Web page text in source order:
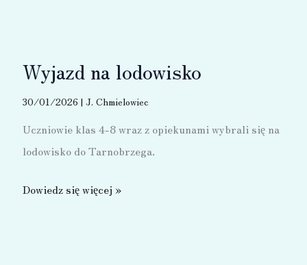
Wyjazd na lodowisko
30/01/2026 | J. Chmielowiec
Uczniowie klas 4-8 wraz z opiekunami wybrali się na
lodowisko do Tarnobrzega.
Wyjazd
Dowiedz się więcej »